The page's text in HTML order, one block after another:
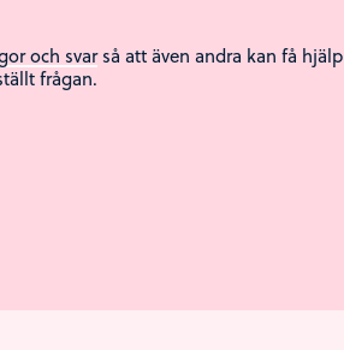
och svarså att även andra kan få hjälp
frågan.